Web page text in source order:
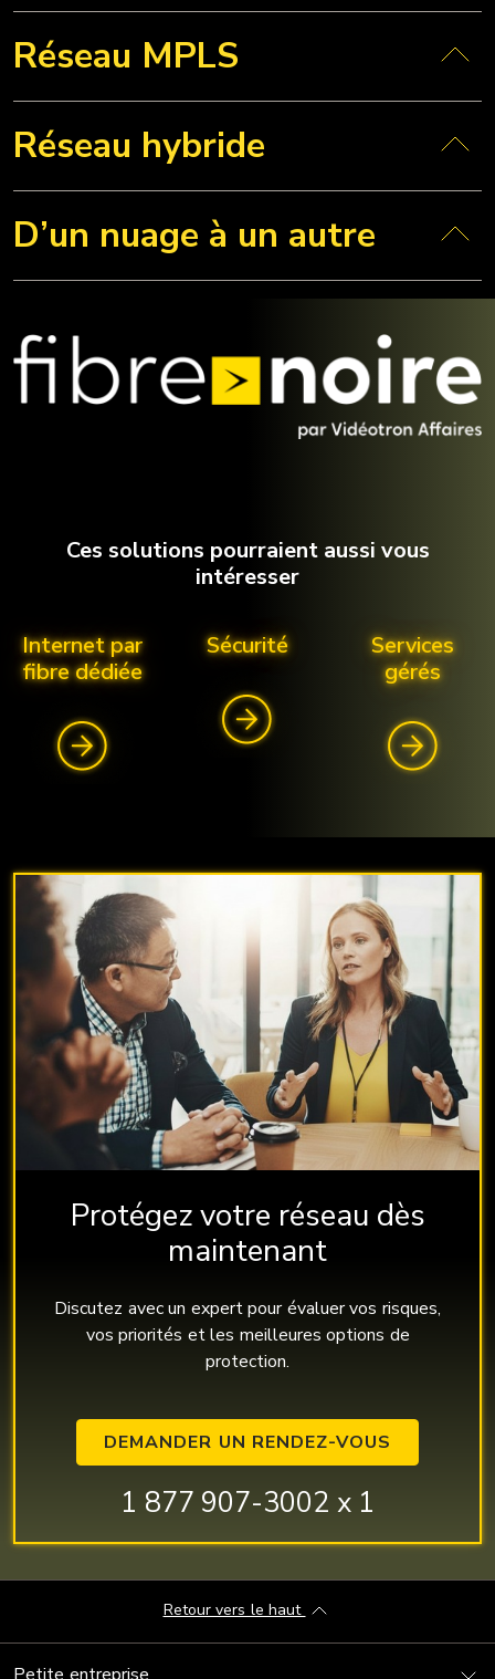
Réseau MPLS
Réseau hybride
D’un nuage à un autre
Ces solutions pourraient aussi vous
intéresser
Internet par
fibre dédiée
Sécurité
Services
gérés
Protégez votre réseau dès
maintenant
Discutez avec un expert pour évaluer vos risques,
vos priorités et les meilleures options de
protection.
DEMANDER UN RENDEZ-VOUS
1 877 907-3002 x 1
Petite entreprise
Retour vers le haut